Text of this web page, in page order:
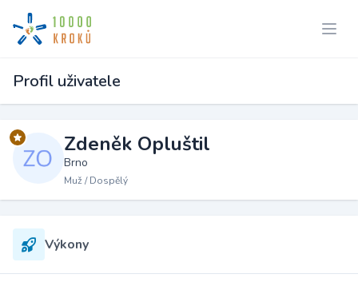
Profil uživatele
Zdeněk Opluštil
Brno
Muž / Dospělý
Výkony